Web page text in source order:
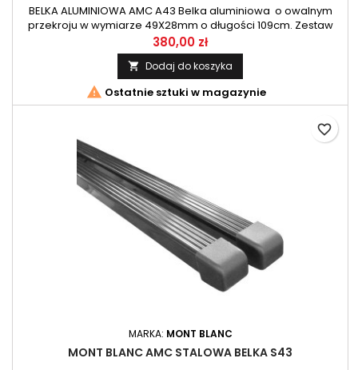
BELKA ALUMINIOWA AMC A43 Belka aluminiowa o owalnym
przekroju w wymiarze 49X28mm o długości 109cm. Zestaw
belek przeznaczony do systemu AMC firmy Mont Blanc.
380,00 zł
 Dodaj do koszyka
 Ostatnie sztuki w magazynie
MARKA: MONT BLANC
MONT BLANC AMC STALOWA BELKA S43
favorite_border